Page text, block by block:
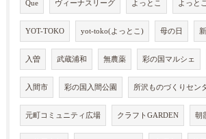
Que ヴィーナスリーグ よっとこ よっとこ
YOT-TOKO yot-toko(よっとこ) 母の日
入曽 武蔵浦和 無農薬 彩の国マルシェ
入間市 彩の国入間公園 所沢ものづくりセン
元町コミュニティ広場 クラフトGARDEN 朝